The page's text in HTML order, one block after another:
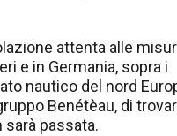
attenta alle
e in Germania, sopra i
nautico del nord
Benétèau, di
sarà passata.